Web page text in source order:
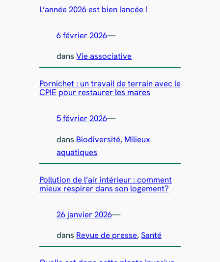
L’année 2026 est bien lancée !
6 février 2026—
dansVie associative
Pornichet : un travail de terrain avec le
CPIE pour restaurer les mares
5 février 2026—
dans Biodiversité, Milieux
aquatiques
Pollution de l’air intérieur : comment
mieux respirer dans son logement?
26 janvier 2026—
dans Revue de presse, Santé